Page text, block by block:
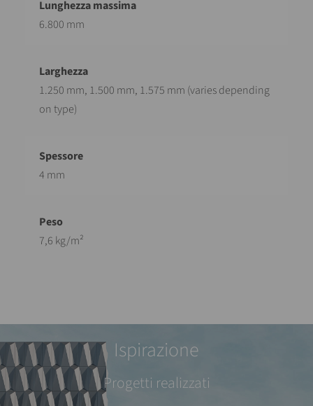
6.800 mm
1.250 mm, 1.500 mm, 1.575 mm (varies depending
on type)
4 mm
7,6 kg/m²
Ispirazione
Progetti realizzati